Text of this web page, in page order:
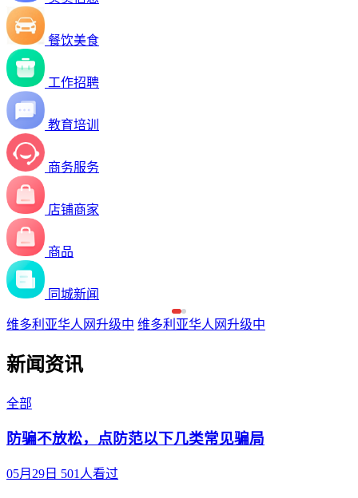
餐饮美食
工作招聘
教育培训
商务服务
店铺商家
商品
同城新闻
维多利亚华人网升级中 维多利亚华人网升级中
新闻资讯
全部
防骗不放松，点防范以下几类常见骗局
05月29日 501人看过